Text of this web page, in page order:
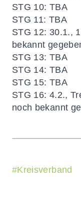
STG 10: TBA
STG 11: TBA
STG 12: 30.1.,
bekannt
STG 13: TBA
STG 14: TBA
STG 15: TBA
STG 16: 4.2.,
noch bekannt
#Kreisverband